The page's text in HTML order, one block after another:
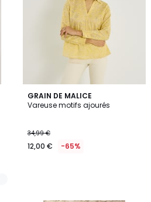
GRAIN DE MALICE
Vareuse motifs ajourés
34,99 €
12,00 € -65%